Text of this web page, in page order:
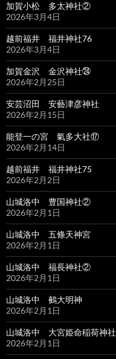
加賀小松 多太神社②
2026年3月4日
越前福井 福井神社76
2026年3月4日
加賀金沢 金沢神社㉔
2026年2月25日
安芸沼田 安藝津彦神社
2026年2月15日
能登一の宮 氣多大社⑰
2026年2月14日
越前福井 福井神社75
2026年2月2日
山城洛中 豊国神社②
2026年2月1日
山城洛中 五條天神宮
2026年2月1日
山城洛中 福長神社②
2026年2月1日
山城洛中 鵺大明神
2026年2月1日
山城洛中 大宮姫命稲荷神社
2026年2月1日